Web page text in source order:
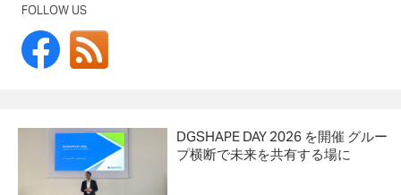
FOLLOW US
DGSHAPE DAY 2026 を開催 グルー
プ横断で未来を共有する場に